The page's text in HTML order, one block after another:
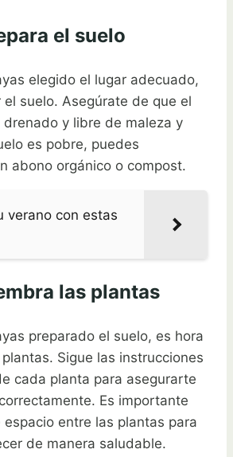
el suelo
elegido el lugar adecuado,
suelo. Asegúrate de que el
y libre de maleza y
es pobre, puedes
abono orgánico o compost.
verano con estas
las plantas
preparado el suelo, es hora
Sigue las instrucciones
cada planta para asegurarte
Es importante
entre las plantas para
de manera saludable.